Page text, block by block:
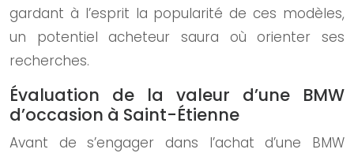
gardant à l’esprit la popularité de ces modèles,
un potentiel acheteur saura où orienter ses
recherches.
Évaluation de la valeur d’une BMW
d’occasion à Saint-Étienne
Avant de s’engager dans l’achat d’une BMW